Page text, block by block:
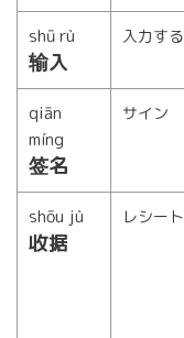
shū rù
输入
入力する
qiān
míng
签名
サイン
shōu jù
收据
レシート